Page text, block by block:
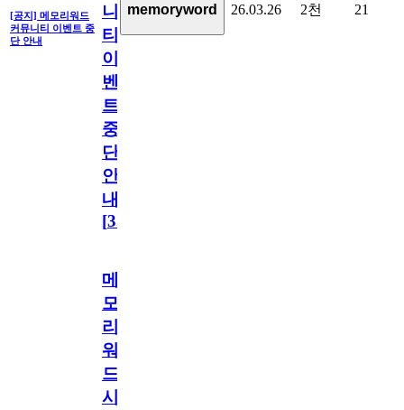
[공지] 메모리워드
커뮤니티 이벤트 중
단 안내
니
티
이
벤
트
중
단
안
내
[31
memoryword 26.03.26 2천 21
메
모
리
워
드
시